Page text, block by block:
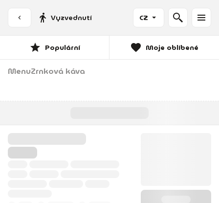
Vyzvednutí CZ
Populární Moje oblíbené
MenuZrnková káva